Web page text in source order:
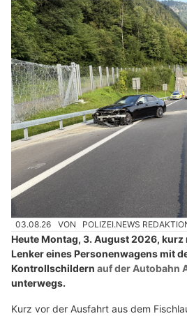
03.08.26 VON POLIZEI.NEWS
Heute Montag, 3. August 2026, kurz
Lenker eines Personenwagens mit
Kontrollschildern auf der Autobahn
unterwegs.
Kurz vor der Ausfahrt aus dem